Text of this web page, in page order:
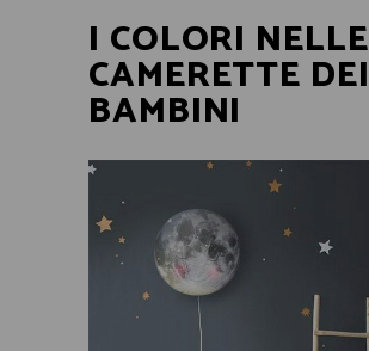
I COLORI NELLE
CAMERETTE DEI
BAMBINI